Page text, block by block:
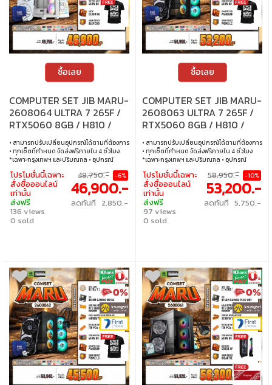
ซื้อเลย
COMPUTER SET JIB MARU-
2608064 ULTRA 7 265F /
RTX5060 8GB / H810 /
16GB DDR5 / M.2 1TB
• สามารถปรับเปลี่ยนอุปกรณ์ได้ตามที่ต้องการ
• ทุกเซ็ตที่กำหนด จัดส่งฟรีภายใน 4 ชั่วโมง
*เฉพาะกรุงเทพฯ และปริมณฑล • อุปกรณ์
คอมพิวเตอร์เสียภายใน 30 วัน นับจากวันซื้อ
เปลี่ยนอุปกรณ์คอมพิวเตอร์ใหม่ให้ทันที
ภายใน 24 ชั่วโมง เฉพาะซื้อผ่าน JIB Online
เท่านั้น (เงื่อนไขเป็นไปตามที่กำหนด) • ผ่อน
สบายๆ 0% นาน 10 เดือน ทุกเซ็ต • บริการ
ซ่อมและตรวจเช็คอาการ ฟรี! ได้ที่เจไอบีกว่า 155
สาขา ใน 70 จังหวัด
โปรโมชั่นนี้เฉพาะ
สั่งซื้อออนไลน์
เท่านั้น
ส่งฟรี
136 views
0 sold
49,750.- -6%
46,900.-
ลดทันที 2,850.-
ซื้อเลย
COMPUTER SET JIB MARU-
2608063 ULTRA 7 265F /
RTX5060 8GB / H810 /
32GB DDR5 / M.2 1TB
• สามารถปรับเปลี่ยนอุปกรณ์ได้ตามที่ต้องการ
• ทุกเซ็ตที่กำหนด จัดส่งฟรีภายใน 4 ชั่วโมง
*เฉพาะกรุงเทพฯ และปริมณฑล • อุปกรณ์
คอมพิวเตอร์เสียภายใน 30 วัน นับจากวันซื้อ
เปลี่ยนอุปกรณ์คอมพิวเตอร์ใหม่ให้ทันที
ภายใน 24 ชั่วโมง เฉพาะซื้อผ่าน JIB Online
เท่านั้น (เงื่อนไขเป็นไปตามที่กำหนด) • ผ่อน
สบายๆ 0% นาน 10 เดือน ทุกเซ็ต • บริการ
ซ่อมและตรวจเช็คอาการ ฟรี! ได้ที่เจไอบีกว่า 140
สาขา ทั่วประเทศ
โปรโมชั่นนี้เฉพาะ
สั่งซื้อออนไลน์
เท่านั้น
ส่งฟรี
97 views
0 sold
58,950.- -10%
53,200.-
ลดทันที 5,750.-